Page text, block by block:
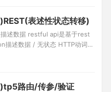
表述性状态转移)
述数据 restful api是基于rest
描述数据 / 无状态 HTTP动词
删除 状态码: 404资源
路由/传参/验证